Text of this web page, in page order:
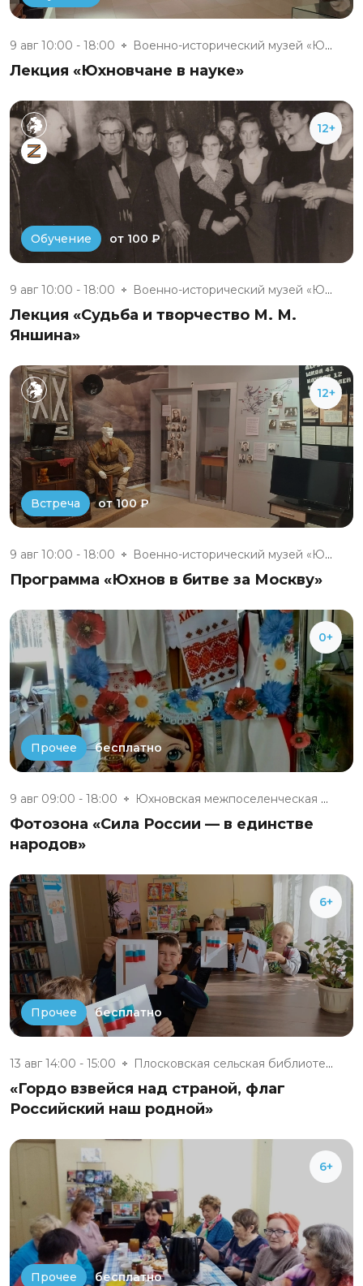
9 авг 10:00 - 18:00 Военно-исторический музей «Юхн...
Лекция «Юхновчане в науке»
12+
Обучение от 100 ₽
9 авг 10:00 - 18:00 Военно-исторический музей «Юхн...
Лекция «Судьба и творчество М. М.
Яншина»
12+
Встреча от 100 ₽
9 авг 10:00 - 18:00 Военно-исторический музей «Юхн...
Программа «Юхнов в битве за Москву»
0+
Прочее бесплатно
9 авг 09:00 - 18:00 Юхновская межпоселенческая биб...
Фотозона «Сила России — в единстве
народов»
6+
Прочее бесплатно
13 авг 14:00 - 15:00 Плосковская сельская библиотек...
«Гордо взвейся над страной, флаг
Российский наш родной»
6+
Прочее бесплатно